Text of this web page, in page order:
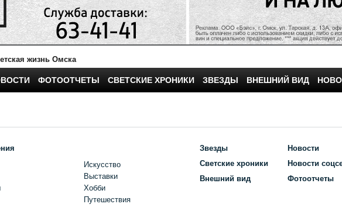
жизнь Омска
ФОТООТЧЕТЫ СВЕТСКИЕ ХРОНИКИ ЗВЕЗДЫ ВНЕШНИЙ ВИД
Искусство
Выставки
Хобби
Путешествия
Звезды
Светские хроники
Внешний вид
Новости
Новости
Фотоотчеты